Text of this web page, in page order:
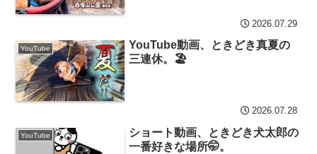
2026.07.29
YouTube
YouTube動画、ときどき真夏の
三連休。🏖️
2026.07.28
YouTube
ショート動画、ときどき犬太郎の
一番好きな場所🤭。